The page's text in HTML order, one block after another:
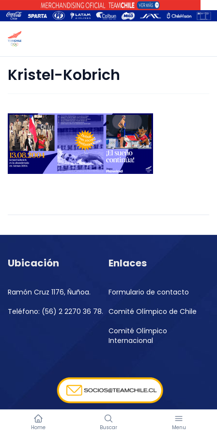
Home Buscar Menu
Kristel-Kobrich
Ubicación
Ramón Cruz 1176, Ñuñoa.
Teléfono: (56) 2 2270 36 78.
Enlaces
Formulario de contacto
Comité Olímpico de Chile
Comité Olímpico
Internacional